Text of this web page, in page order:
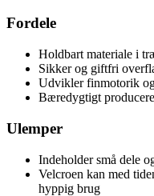
Fordele
Holdbart materiale i
Sikker og giftfri
Udvikler finmotorik
Bæredygtigt
Ulemper
Indeholder små dele
Velcroen kan med
hyppig brug